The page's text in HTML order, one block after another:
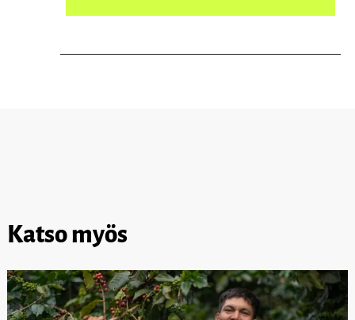
Katso myös